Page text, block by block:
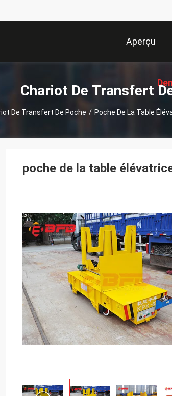
Aperçu
Chariot De Transfert
De Transfert De Poche / Poche De La Table
poche de la table